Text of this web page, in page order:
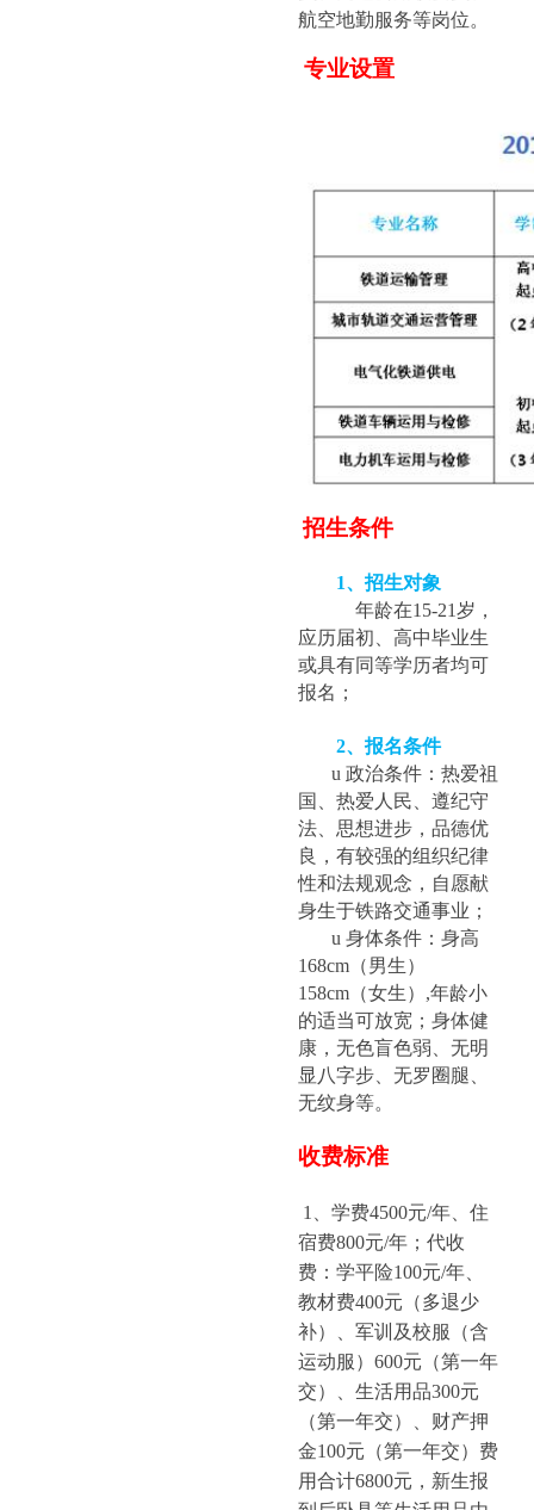
航空地勤服务等岗位。
专业设置
招生条件
1、招生对象
年龄在15-21岁，
应历届初、高中毕业生
或具有同等学历者均可
报名；
2、报名条件
u 政治条件：热爱祖
国、热爱人民、遵纪守
法、思想进步，品德优
良，有较强的组织纪律
性和法规观念，自愿献
身生于铁路交通事业；
u 身体条件：身高
168cm（男生）
158cm（女生）,年龄小
的适当可放宽；身体健
康，无色盲色弱、无明
显八字步、无罗圈腿、
无纹身等。
收费标准
1
、学费4500元/年、住
宿费800元/年；代收
费：学平险100元/年、
教材费400元（多退少
补）、军训及校服（含
运动服）600元（第一年
交）、生活用品300元
（第一年交）、财产押
金100元（第一年交）费
用合计6800元，新生报